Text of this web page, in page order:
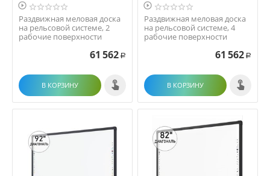

Раздвижная меловая доска
на рельсовой системе, 2
рабочие поверхности
61 562 Р
В КОРЗИНУ

Раздвижная меловая доска
на рельсовой системе, 4
рабочие поверхности
61 562 Р
В КОРЗИНУ